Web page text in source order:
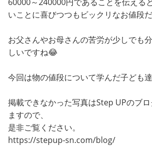
いことに喜びつつもビックリなお値段だ
お父さんやお母さんの苦労が少しでも
しいですね😂
今回は物の値段について学んだ子ども
掲載できなかった写真はStep UPのブ
ますので、
是非ご覧ください。
https://stepup-sn.com/blog/